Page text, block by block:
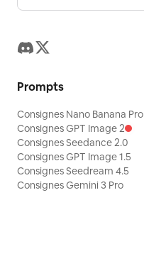
Prompts
Consignes Nano Banana Pro
Consignes GPT Image 2
Consignes Seedance 2.0
Consignes GPT Image 1.5
Consignes Seedream 4.5
Consignes Gemini 3 Pro